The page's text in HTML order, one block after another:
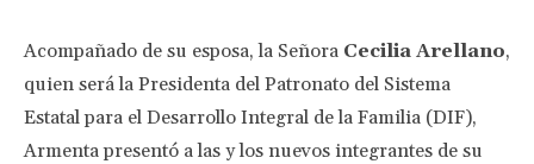
Acompañado de su esposa, la Señora Cecilia Arellano,
quien será la Presidenta del Patronato del Sistema
Estatal para el Desarrollo Integral de la Familia (DIF),
Armenta presentó a las y los nuevos integrantes de su